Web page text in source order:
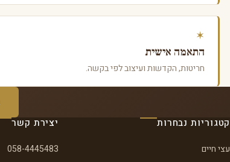
✶
התאמה אישית
חריטות, הקדשות ועיצוב לפי בקשה.
קטגוריות נבחרות
עצי חיים
יצירת קשר
058-4445483